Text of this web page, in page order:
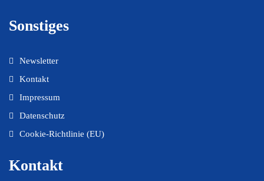
Sonstiges
Newsletter
Kontakt
Impressum
Datenschutz
Cookie-Richtlinie (EU)
Kontakt